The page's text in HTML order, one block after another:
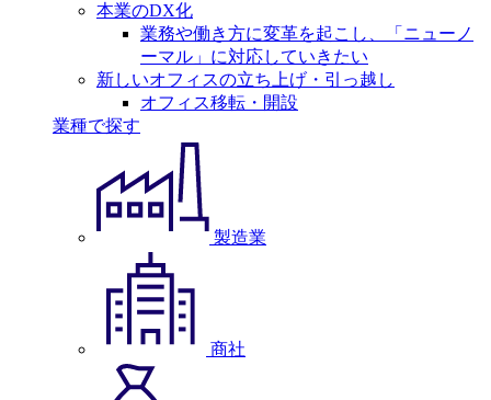
本業のDX化
業務や働き方に変革を起こし、「ニューノ
ーマル」に対応していきたい
新しいオフィスの立ち上げ・引っ越し
オフィス移転・開設
業種で探す
製造業
商社